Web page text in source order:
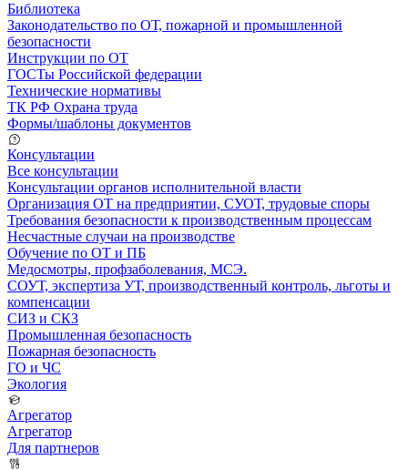
Библиотека
Законодательство по ОТ, пожарной и промышленной
безопасности
Инструкции по ОТ
ГОСТы Российской федерации
Технические нормативы
ТК РФ Охрана труда
Формы/шаблоны документов
Консультации
Все консультации
Консультации органов исполнительной власти
Организация ОТ на предприятии, СУОТ, трудовые споры
Требования безопасности к производственным процессам
Несчастные случаи на производстве
Обучение по ОТ и ПБ
Медосмотры, профзаболевания, МСЭ.
СОУТ, экспертиза УТ, производственный контроль, льготы и
компенсации
СИЗ и СКЗ
Промышленная безопасность
Пожарная безопасность
ГО и ЧС
Экология
Агрегатор
Агрегатор
Для партнеров